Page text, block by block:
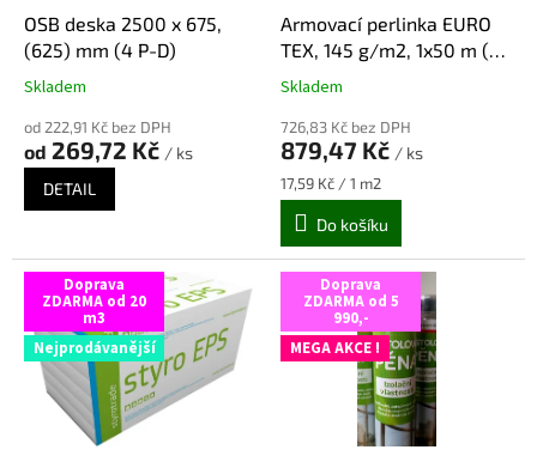
n
e
p
s
t
v
b
OSB deska 2500 x 675,
(625) mm (4 P-D)
Průměrné
produktu
je
Skladem
od 222,91 Kč bez DPH
od 269,72 Kč / ks
DETAIL
Armovací perlinka EURO
TEX, 145 g/m2, 1x50 m (50
m2)
Průměrné
produktu
je
5,0
z
hvězdiček.
Skladem
726,83 Kč bez DPH
879,47 Kč / ks
Měrná
cena:
17,59 Kč / 1 m2
Do košíku
Doprava
ZDARMA od 20
m3
Nejprodávanější
Doprava
ZDARMA od 5
990,-
MEGA AKCE !